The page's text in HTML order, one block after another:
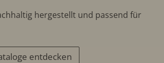
hergestellt und passend für
entdecken